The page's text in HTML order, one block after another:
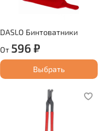
DASLO Бинтоватники
От 596 ₽
Выбрать